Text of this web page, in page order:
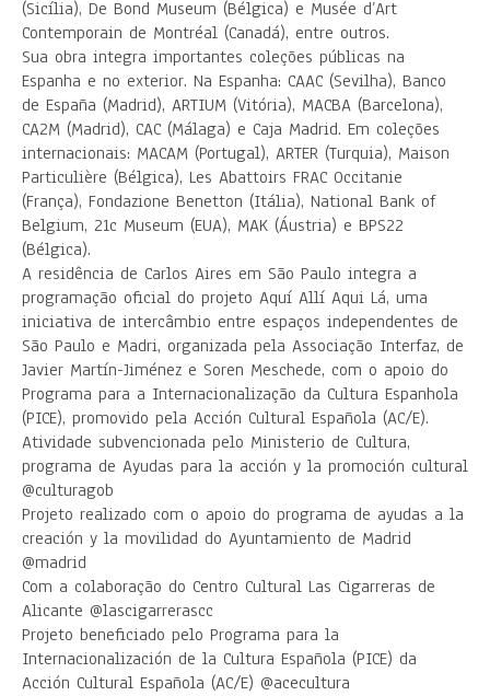
(Sicília), De Bond Museum (Bélgica) e Musée d’Art
Contemporain de Montréal (Canadá), entre outros.
Sua obra integra importantes coleções públicas na
Espanha e no exterior. Na Espanha: CAAC (Sevilha), Banco
de España (Madrid), ARTIUM (Vitória), MACBA (Barcelona),
CA2M (Madrid), CAC (Málaga) e Caja Madrid. Em coleções
internacionais: MACAM (Portugal), ARTER (Turquia), Maison
Particulière (Bélgica), Les Abattoirs FRAC Occitanie
(França), Fondazione Benetton (Itália), National Bank of
Belgium, 21c Museum (EUA), MAK (Áustria) e BPS22
(Bélgica).
A residência de Carlos Aires em São Paulo integra a
programação oficial do projeto Aquí Allí Aqui Lá, uma
iniciativa de intercâmbio entre espaços independentes de
São Paulo e Madri, organizada pela Associação Interfaz, de
Javier Martín-Jiménez e Soren Meschede, com o apoio do
Programa para a Internacionalização da Cultura Espanhola
(PICE), promovido pela Acción Cultural Española (AC/E).
Atividade subvencionada pelo Ministerio de Cultura,
programa de Ayudas para la acción y la promoción cultural
@culturagob
Projeto realizado com o apoio do programa de ayudas a la
creación y la movilidad do Ayuntamiento de Madrid
@madrid
Com a colaboração do Centro Cultural Las Cigarreras de
Alicante @lascigarrerascc
Projeto beneficiado pelo Programa para la
Internacionalización de la Cultura Española (PICE) da
Acción Cultural Española (AC/E) @acecultura